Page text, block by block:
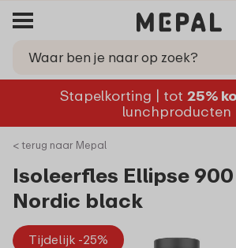
Stapelkorting | tot 25%
lunchproducten
< terug naar Mepal
Isoleerfles Ellipse 900
Nordic black
Tijdelijk -25%